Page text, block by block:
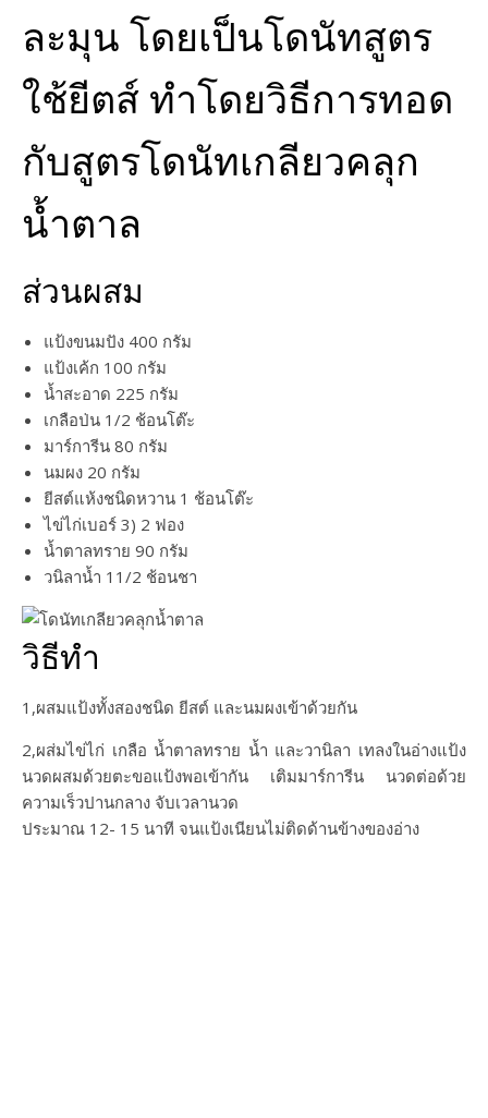
ละมุน โดยเป็นโดนัทสูตร
ใช้ยีตส์ ทำโดยวิธีการทอด
กับสูตรโดนัทเกลียวคลุก
น้ำตาล
ส่วนผสม
แป้งขนมปัง 400 กรัม
แป้งเค้ก 100 กรัม
น้ำสะอาด 225 กรัม
เกลือป่น 1/2 ช้อนโต๊ะ
มาร์การีน 80 กรัม
นมผง 20 กรัม
ยีสต์แห้งชนิดหวาน 1 ช้อนโต๊ะ
ไข่ไก่เบอร์ 3) 2 ฟอง
น้ำตาลทราย 90 กรัม
วนิลาน้ำ 11/2 ช้อนชา
วิธีทำ
1,ผสมแป้งทั้งสองชนิด ยีสต์ และนมผงเข้าด้วยกัน
2,ผส่มไข่ไก่ เกลือ น้ำตาลทราย น้ำ และวานิลา เทลงในอ่างแป้ง
นวดผสมด้วยตะขอแป้งพอเข้ากัน เติมมาร์การีน นวดต่อด้วย
ความเร็วปานกลาง จับเวลานวด
ประมาณ 12- 15 นาที จนแป้งเนียนไม่ติดด้านข้างของอ่าง